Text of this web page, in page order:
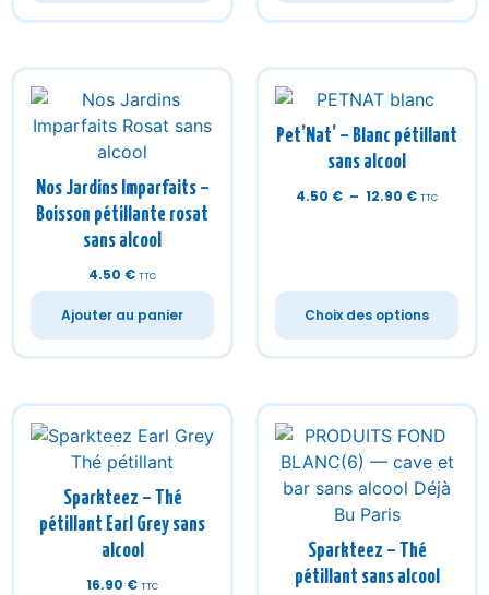
Nos Jardins Imparfaits –
Boisson pétillante rosat
sans alcool
4.50 € TTC
Ajouter au panier
Pet’Nat’ – Blanc pétillant
sans alcool
4.50 € – 12.90 € TTC
Choix des options
Sparkteez – Thé
pétillant Earl Grey sans
alcool
16.90 € TTC
Sparkteez – Thé
pétillant sans alcool